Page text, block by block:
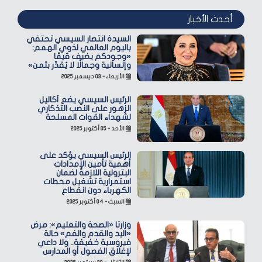
أحدث الأخبار
السيدة انتصار السيسي تحتفي
باليوم العالمي لذوي الهمم:
«وجودكم يضيف قيمًا
وإنسانية وجمالًا لا يُقدّر بثمن»
الأربعاء - ٠٣ ديسمبر ٢٠٢٥
الرئيس السيسي يضع أكاليل
الزهور على النصب التذكاري
لشهداء القوات المسلحة
الأحد - ٠٥ أكتوبر ٢٠٢٥
الرئيس السيسي يؤكد على
أهمية تأمين الإمدادات
البترولية اللازمة لضمان
استمرارية تشغيل محطات
الكهرباء دون انقطاع
السبت - ٠٤ أكتوبر ٢٠٢٥
وزارتا «الصحة والتعليم»: مرض
«اليد والقدم والفم» حالة
فيروسية خفيفة.. ولا داعي
لإغلاق الفصول أو المدارس